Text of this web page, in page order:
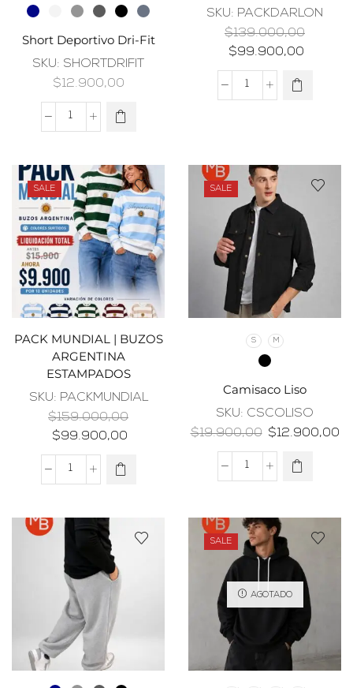
Short Deportivo Dri-Fit
SKU: SHORTDRIFIT
$12.900,00
SKU: PACKDARLON
$139.000,00
$99.900,00
SALE
PACK MUNDIAL | BUZOS
ARGENTINA
ESTAMPADOS
SKU: PACKMUNDIAL
$159.000,00
$99.900,00
SALE
S M
Camisaco Liso
SKU: CSCOLISO
$19.900,00 $12.900,00
SALE
AGOTADO